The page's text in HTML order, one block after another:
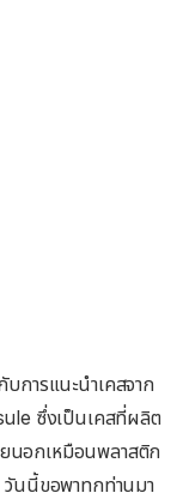
การแนะนำเคสจาก
ซึ่งเป็นเคสที่ผลิต
นอกเหมือนพลาสติก
วันนี้ขอพาทุกท่านมา